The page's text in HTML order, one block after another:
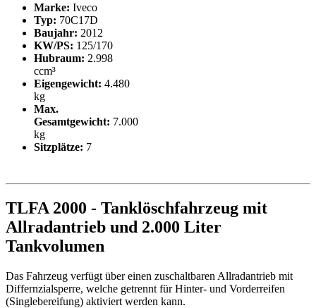
Marke: Iveco
Typ: 70C17D
Baujahr: 2012
KW/PS: 125/170
Hubraum: 2.998
ccm³
Eigengewicht: 4.480
kg
Max.
Gesamtgewicht: 7.000
kg
Sitzplätze: 7
TLFA 2000 - Tanklöschfahrzeug mit
Allradantrieb und 2.000 Liter
Tankvolumen
Das Fahrzeug verfügt über einen zuschaltbaren Allradantrieb mit
Differnzialsperre, welche getrennt für Hinter- und Vorderreifen
(Singlebereifung) aktiviert werden kann.